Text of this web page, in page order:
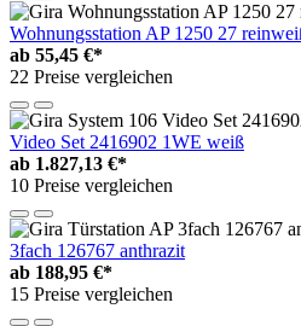
Wohnungsstation AP 1250 27
ab 55,45 €*
22 Preise vergleichen
Video Set 2416902 1WE weiß
ab 1.827,13 €*
10 Preise vergleichen
3fach 126767 anthrazit
ab 188,95 €*
15 Preise vergleichen